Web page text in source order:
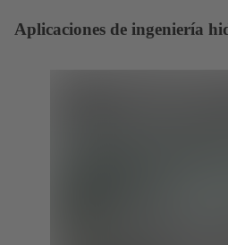
Aplicaciones de ingeniería